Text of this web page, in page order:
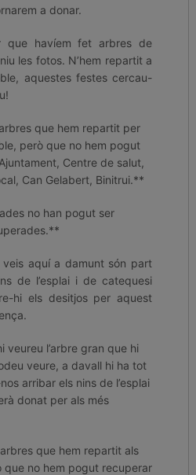
a donar.
que havíem fet arbres de
les fotos. N’hem repartit a
aquestes festes cercau-
que hem repartit per
però que no hem pogut
Centre de salut,
Can Gelabert, Binitrui.**
no han pogut ser
aquí a damunt són part
de l’esplai i de catequesi
hi els desitjos per aquest
veureu l’arbre gran que hi
veure, a davall hi ha tot
arribar els nins de l’esplai
donat per als més
que hem repartit als
que no hem pogut recuperar